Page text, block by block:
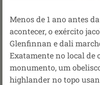
Menos de 1 ano antes
acontecer, o exército
Glenfinnan e dali
Exatamente no local de
monumento, um
highlander no topo